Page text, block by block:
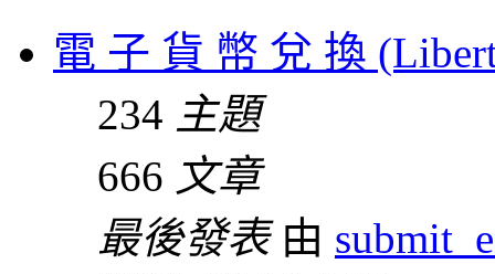
電 子 貨 幣 兌 換
234 主題
666 文章
最後發表由